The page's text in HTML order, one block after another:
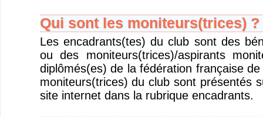
Qui sont les moniteurs(trices) ?
Les encadrants(tes) du club sont des
ou des moniteurs(trices)/aspirants
diplômés(es) de la fédération française
moniteurs(trices) du club sont présentés
site internet dans la rubrique encadrants.